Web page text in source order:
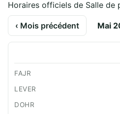
Horaires officiels de Salle de
‹ Mois précédent Mai